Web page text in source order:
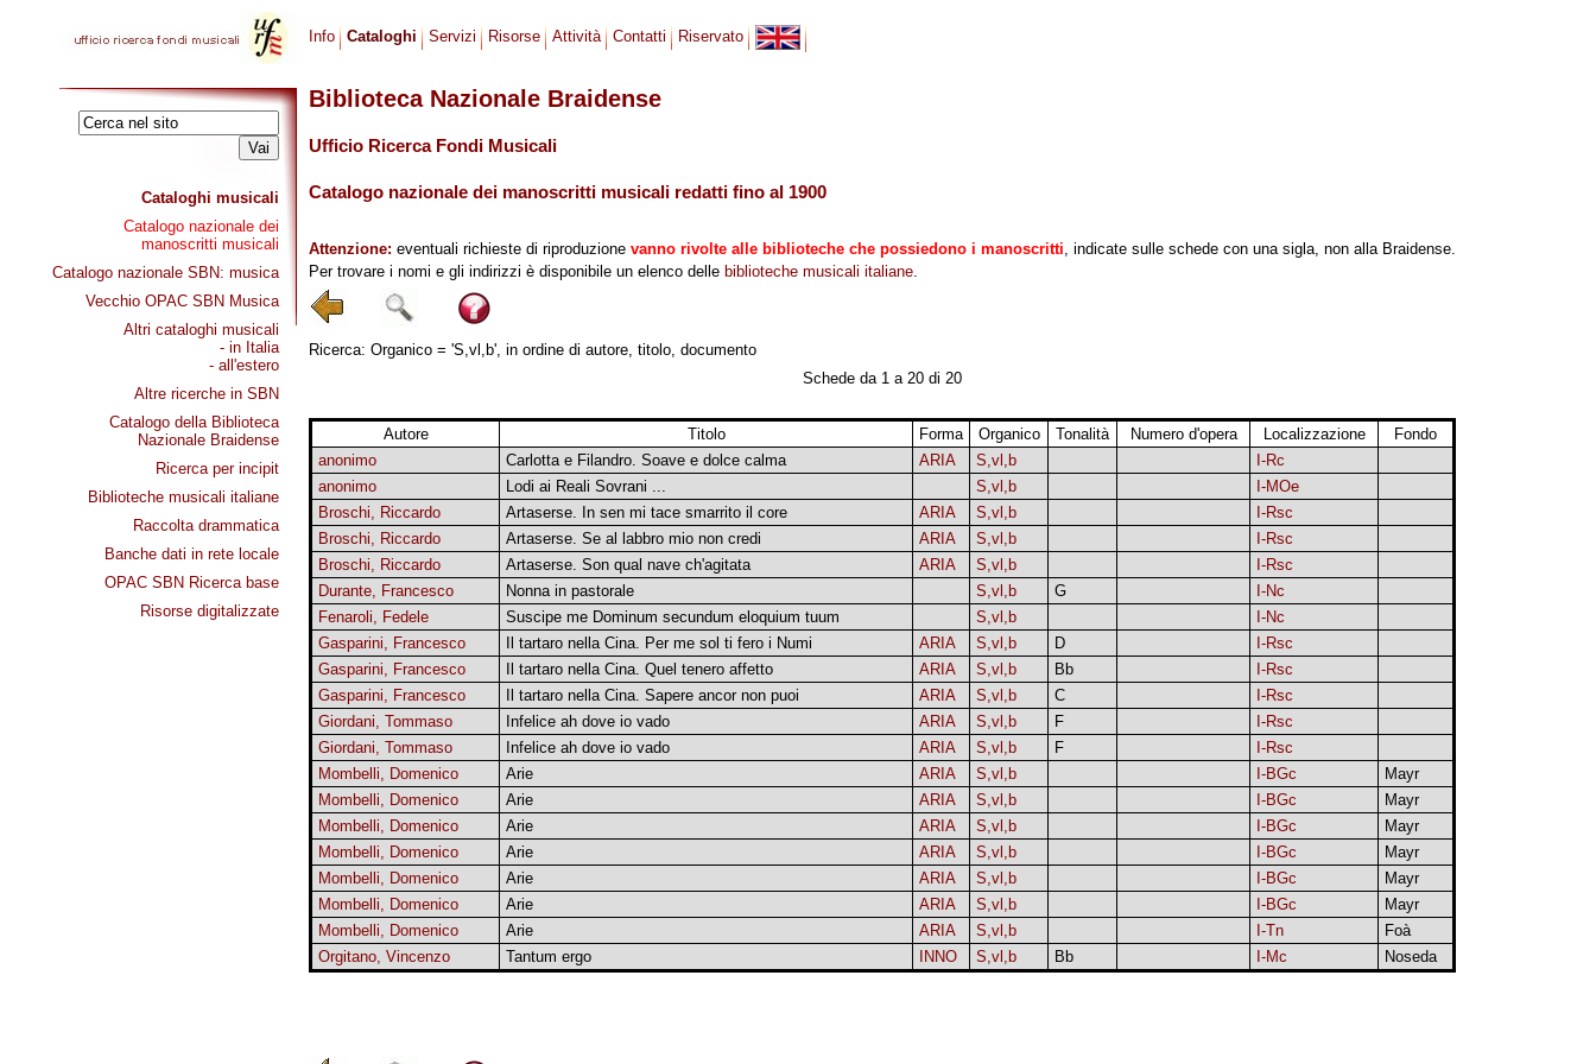
Cataloghi musicali
Catalogo nazionale dei
manoscritti musicali
Catalogo nazionale SBN: musica
Vecchio OPAC SBN Musica
Altri cataloghi musicali
- in Italia
- all'estero
Altre ricerche in SBN
Catalogo della Biblioteca
Nazionale Braidense
Ricerca per incipit
Biblioteche musicali italiane
Raccolta drammatica
Banche dati in rete locale
OPAC SBN Ricerca base
Risorse digitalizzate
Info Cataloghi Servizi Risorse Attività Contatti Riservato
Biblioteca Nazionale Braidense
Ufficio Ricerca Fondi Musicali
Catalogo nazionale dei manoscritti musicali redatti fino al 1900
Attenzione: eventuali richieste di riproduzione vanno rivolte alle biblioteche che possiedono i manoscritti, indicate sulle schede con una sigla, non alla Braidense.
Per trovare i nomi e gli indirizzi è disponibile un elenco delle biblioteche musicali italiane.
Ricerca: Organico = 'S,vl,b', in ordine di autore, titolo, documento
Schede da 1 a 20 di 20
Autore Titolo Forma Organico Tonalità Numero d'opera Localizzazione
Fondo
anonimo
Carlotta e Filandro. Soave e dolce calma ARIA S,vl,b
I-Rc
anonimo
Lodi ai Reali Sovrani ... S,vl,b
I-MOe
Broschi, Riccardo
Artaserse. In sen mi tace smarrito il core ARIA S,vl,b
I-Rsc
Broschi, Riccardo
Artaserse. Se al labbro mio non credi ARIA S,vl,b
I-Rsc
Broschi, Riccardo
Artaserse. Son qual nave ch'agitata ARIA S,vl,b
I-Rsc
Durante, Francesco
Nonna in pastorale S,vl,b G
I-Nc
Fenaroli, Fedele
Suscipe me Dominum secundum eloquium tuum S,vl,b
I-Nc
Gasparini, Francesco
Il tartaro nella Cina. Per me sol ti fero i Numi ARIA S,vl,b D
I-Rsc
Gasparini, Francesco
Il tartaro nella Cina. Quel tenero affetto ARIA S,vl,b Bb
I-Rsc
Gasparini, Francesco
Il tartaro nella Cina. Sapere ancor non puoi ARIA S,vl,b C
I-Rsc
Giordani, Tommaso
Infelice ah dove io vado ARIA S,vl,b F
I-Rsc
Giordani, Tommaso
Infelice ah dove io vado ARIA S,vl,b F
I-Rsc
Mombelli, Domenico
Arie ARIA S,vl,b I-BGc
Mayr
Mombelli, Domenico
Arie ARIA S,vl,b I-BGc
Mayr
Mombelli, Domenico
Arie ARIA S,vl,b I-BGc
Mayr
Mombelli, Domenico
Arie ARIA S,vl,b I-BGc
Mayr
Mombelli, Domenico
Arie ARIA S,vl,b I-BGc
Mayr
Mombelli, Domenico
Arie ARIA S,vl,b I-BGc
Mayr
Mombelli, Domenico
Arie ARIA S,vl,b I-Tn
Foà
Orgitano, Vincenzo
Tantum ergo INNO S,vl,b Bb I-Mc Noseda